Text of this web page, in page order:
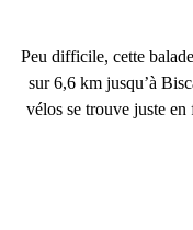
Peu difficile, cette
sur 6,6 km jusqu’à
vélos se trouve juste en